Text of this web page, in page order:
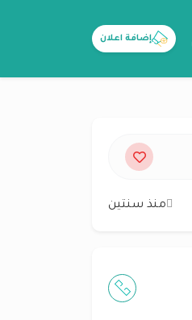
إضافة اعلان
منذ سنتين